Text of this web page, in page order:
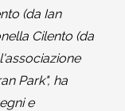
(da Ian
Cilento (da
Park", ha
e